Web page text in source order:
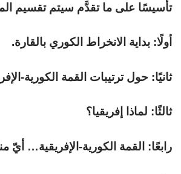
تأسيسًا على ما تقدَّم سيتم تقسيم
أولًا: بداية الانخراط الكوري بالقارة.
ثانيًا: حول ترتيبات القمة الكورية-الإفريقية
ثالثًا: لماذا إفريقيا؟
رابعًا: القمة الكورية-الإفريقية… أيّ